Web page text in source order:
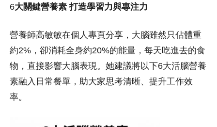
6大關鍵營養素 打造學習力與專注力
營養師高敏敏在個人專頁分享，大腦雖然只佔體重
約2%，卻消耗全身約20%的能量，每天吃進去的食
物，直接影響大腦表現。她建議將以下6大活腦營養
素融入日常餐單，助大家思考清晰、提升工作效
率。